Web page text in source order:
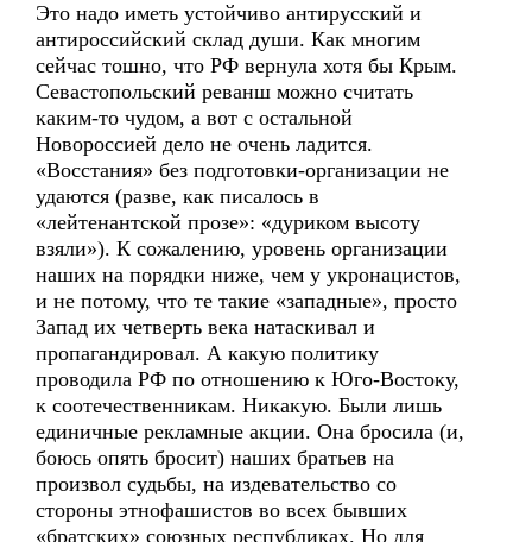
Это надо иметь устойчиво антирусский и
антироссийский склад души. Как многим
сейчас тошно, что РФ вернула хотя бы Крым.
Севастопольский реванш можно считать
каким-то чудом, а вот с остальной
Новороссией дело не очень ладится.
«Восстания» без подготовки-организации не
удаются (разве, как писалось в
«лейтенантской прозе»: «дуриком высоту
взяли»). К сожалению, уровень организации
наших на порядки ниже, чем у укронацистов,
и не потому, что те такие «западные», просто
Запад их четверть века натаскивал и
пропагандировал. А какую политику
проводила РФ по отношению к Юго-Востоку,
к соотечественникам. Никакую. Были лишь
единичные рекламные акции. Она бросила (и,
боюсь опять бросит) наших братьев на
произвол судьбы, на издевательство со
стороны этнофашистов во всех бывших
«братских» союзных республиках. Но для